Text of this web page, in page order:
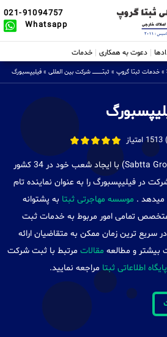
021-91094757
Whatsapp
دعوت به همکاری خدمات
» خدمات ثبتا گروپ » ثبتــــــــــــــــ شرکت بین المللی » فیلیپسبورگ
(Sabtta Group) با ایجاد شعب خود در 34 کشور
در فیلیپسبورگ را به عنوان نماینده تام
میدهد . موسسه مهاجرتی ثبتا به پشتوانه
متخصص تمامی امور مربوط به خدمات ثبت
سریع ترین زمان ممکن به متقاضیان ارائه
بیشتر و مطالعه مقالات مرتبط با ثبت شرکت
پایگاه اطلاعاتی ثبتا مراجعه نمایید.